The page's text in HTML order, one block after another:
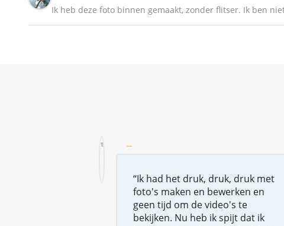
“Ik had het druk, druk, druk met
foto's maken en bewerken en
geen tijd om de video's te
bekijken. Nu heb ik spijt dat ik